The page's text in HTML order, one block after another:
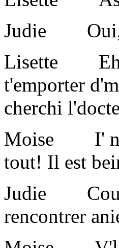
Judie Oui,
Lisette Eh
t'emporter
cherchi
Moise I'
tout! Il est
Judie
rencontrer